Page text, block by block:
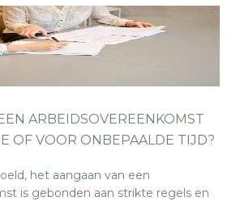
ARBEIDSOVEREENKOMST
OF VOOR ONBEPAALDE TIJD?
het aangaan van een
is gebonden aan strikte regels en